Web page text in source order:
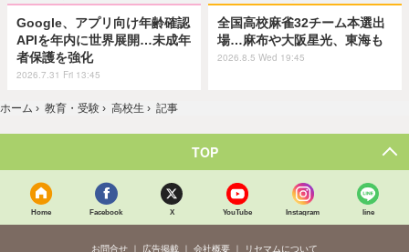
Google、アプリ向け年齢確認
APIを年内に世界展開…未成年
者保護を強化
2026.7.31 Fri 13:45
全国高校麻雀32チーム本選出
場…麻布や大阪星光、東海も
2026.8.5 Wed 19:45
ホーム › 教育・受験 › 高校生 › 記事
TOP
Home Facebook X YouTube Instagram line
お問合せ 広告掲載 会社概要 リセマムについて